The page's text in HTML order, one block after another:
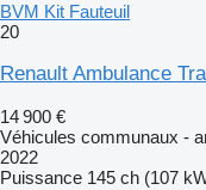
BVM Kit Fauteuil
20
Renault Ambulance
14 900 €
Véhicules communaux -
2022
Puissance 145 ch (107